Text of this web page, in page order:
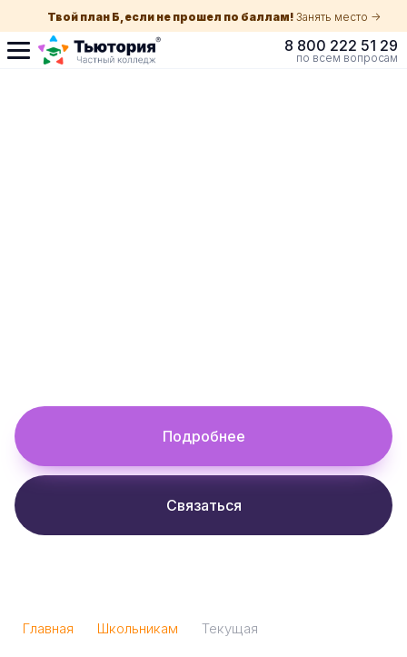
Твой план Б, если не прошел по баллам! Занять место ->
8 800 222 51 29
по всем вопросам
Подробнее
Связаться
Главная Школьникам Текущая